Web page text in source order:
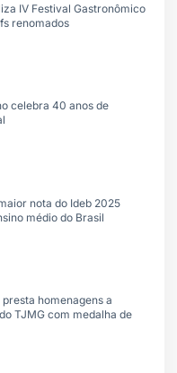
IV Festival Gastronômico
renomados
celebra 40 anos de
nota do Ideb 2025
médio do Brasil
homenagens a
TJMG com medalha de